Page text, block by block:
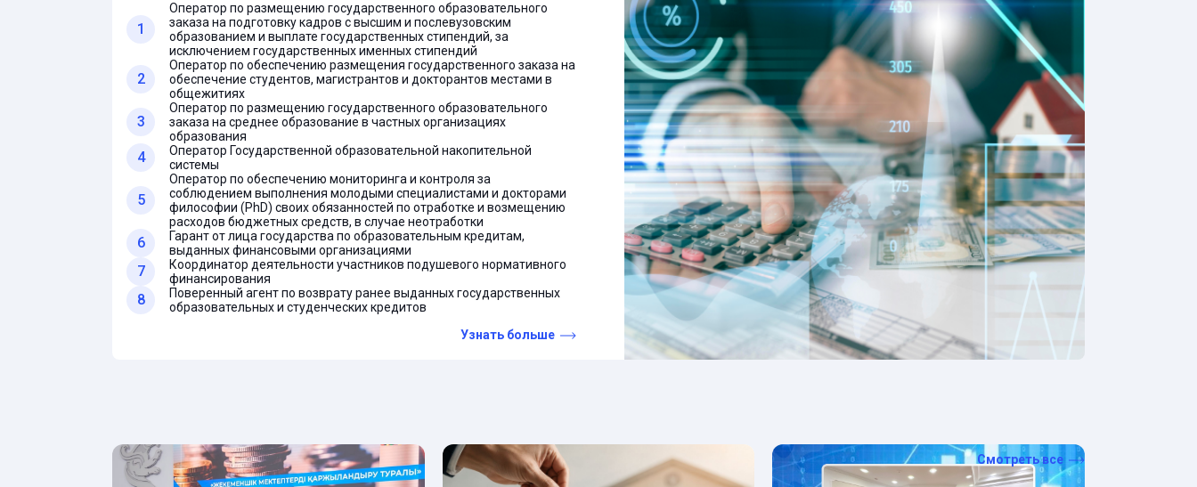
1
Оператор по размещению государственного образовательного
заказа на подготовку кадров с высшим и послевузовским
образованием и выплате государственных стипендий, за
исключением государственных именных стипендий
2
Оператор по обеспечению размещения государственного заказа на
обеспечение студентов, магистрантов и докторантов местами в
общежитиях
3
Оператор по размещению государственного образовательного
заказа на среднее образование в частных организациях
образования
4
Оператор Государственной образовательной накопительной
системы
5
Оператор по обеспечению мониторинга и контроля за
соблюдением выполнения молодыми специалистами и докторами
философии (PhD) своих обязанностей по отработке и возмещению
расходов бюджетных средств, в случае неотработки
6
Гарант от лица государства по образовательным кредитам,
выданных финансовыми организациями
7
Координатор деятельности участников подушевого нормативного
финансирования
8
Поверенный агент по возврату ранее выданных государственных
образовательных и студенческих кредитов
Узнать больше
Смотреть все